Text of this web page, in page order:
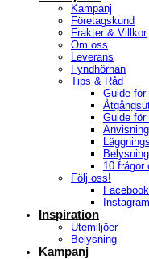
Kampanj
Företagskund
Frakter & Villkor
Om oss
Leverans
Fyndhörnan
Tips & Råd
Guide för
Guide
10 frågor
Följ oss!
Facebook
Instagram
Inspiration
Utemiljöer
Belysning
Kampanj